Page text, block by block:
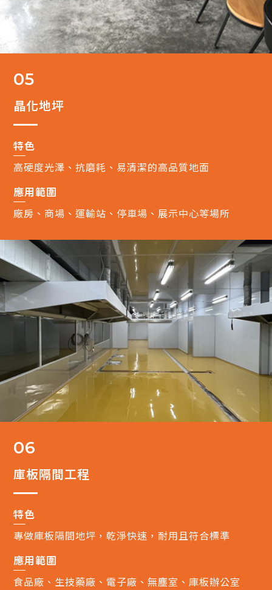
05
晶化地坪
特色
高硬度光澤、抗磨耗、易清潔的高品質地面
應用範圍
廠房、商場、運輸站、停車場、展示中心等場所
06
庫板隔間工程
特色
專做庫板隔間地坪，乾淨快速，耐用且符合標準
應用範圍
食品廠、生技藥廠、電子廠、無塵室、庫板辦公室